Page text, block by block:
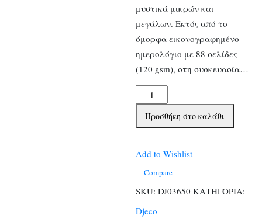
μυστικά μικρών και
μεγάλων. Εκτός από το
όμορφα εικονογραφημένο
ημερολόγιο με 88 σελίδες
(120 gsm), στη συσκευασία…
Djeco
Ημερολόγιο
και
μαγικό
Προσθήκη στο καλάθι
Add to Wishlist
Compare
SKU: DJ03650 ΚΑΤΗΓΟΡΙΑ:
Djeco